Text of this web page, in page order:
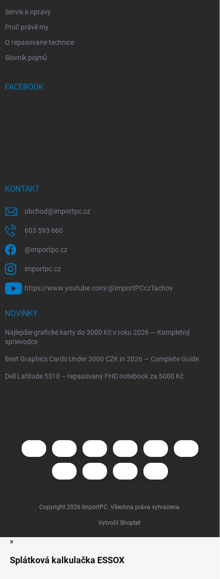
Servis a opravy
Proč právě my
O repasované technice
Slovník pojmů
FACEBOOK
KONTAKT
obchod@importpc.cz
603 593 660
@importpc.cz
importpc.cz
https://www.youtube.com/@ImportPCczTachov
NOVINKY
Najlepšie grafické karty do 3000 Kč v roku 2026 — Kompletný
sprievodce
Best Graphics Cards Under 3000 CZK in 2026 — Complete Guide
Dell Latitude 5310 – repasovaný FHD notebook za 5000 Kč
Vytvořil Shoptet
Copyright 2026 ImportPC. Všechna práva vyhrazena.
×
Splátková kalkulačka ESSOX